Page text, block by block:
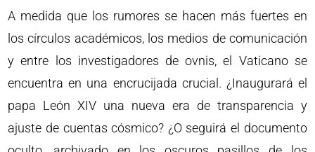
A medida que los rumores se hacen más fuertes en
los círculos académicos, los medios de comunicación
y entre los investigadores de ovnis, el Vaticano se
encuentra en una encrucijada crucial. ¿Inaugurará el
papa León XIV una nueva era de transparencia y
ajuste de cuentas cósmico? ¿O seguirá el documento